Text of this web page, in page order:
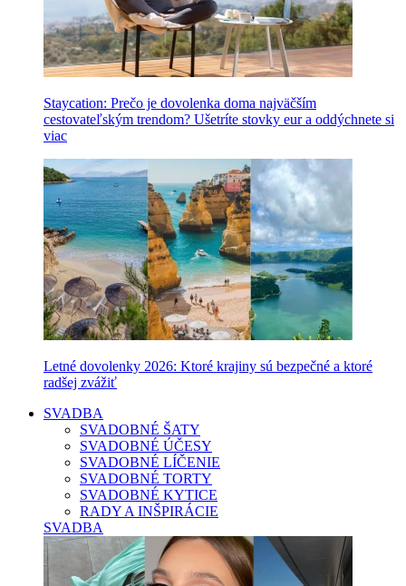
Staycation: Prečo je dovolenka doma najväčším
cestovateľským trendom? Ušetríte stovky eur a oddýchnete si
viac
Letné dovolenky 2026: Ktoré krajiny sú bezpečné a ktoré
radšej zvážiť
SVADBA
SVADOBNÉ ŠATY
SVADOBNÉ ÚČESY
SVADOBNÉ LÍČENIE
SVADOBNÉ TORTY
SVADOBNÉ KYTICE
RADY A INŠPIRÁCIE
SVADBA